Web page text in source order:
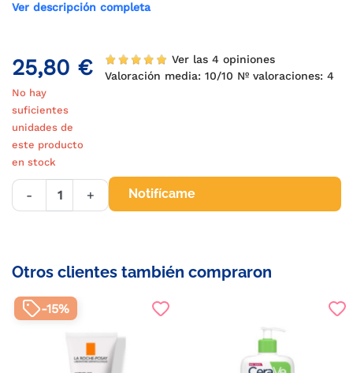
Ver descripción completa
25,80 €
Ver las 4 opiniones
Valoración media: 10/10 Nº valoraciones: 4
No hay
suficientes
unidades de
este producto
en stock
- + Notifícame
Otros clientes también compraron
-15%